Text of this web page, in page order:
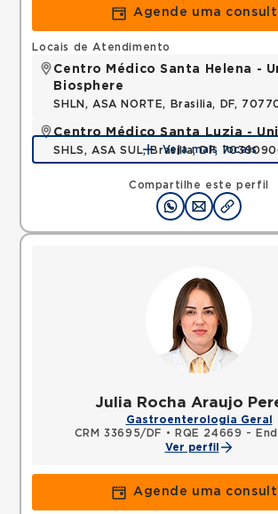
Agende uma
Compartilhe este perfil
Locais de Atendimento
Centro Médico Santa Helena -
Biosphere
SHLN, ASA NORTE, Brasilia, DF,
Centro Médico Santa Luzia -
SHLS, ASA SUL, Brasilia, DF,
Veja mais locais
Julia Rocha Araujo
Gastroenterologia Geral
CRM 33695/DF •
RQE 24669 -
Ver perfil
Agende uma